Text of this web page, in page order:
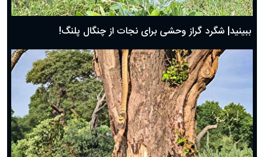
ببینید| شگرد گراز وحشی برای نجات از چنگال پلنگ!